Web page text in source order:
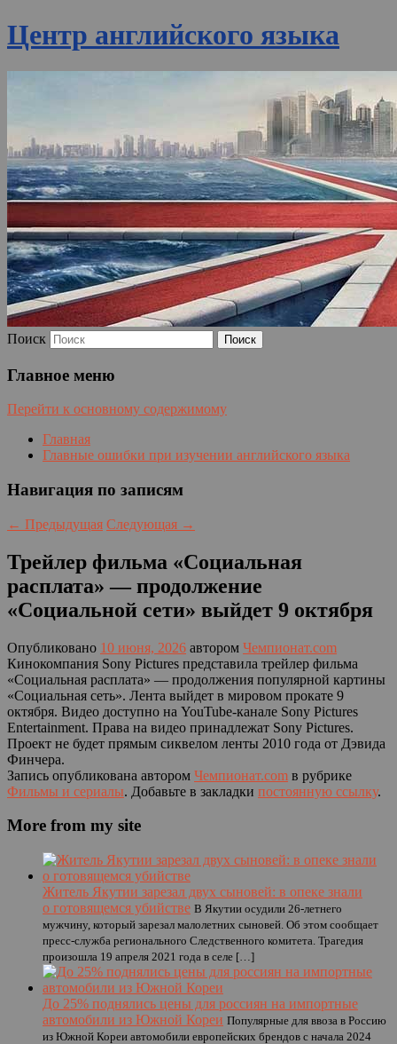
Центр английского языка
Поиск
Главное меню
Перейти к основному содержимому
Главная
Главные ошибки при изучении английского языка
Навигация по записям
← Предыдущая Следующая →
Трейлер фильма «Социальная
расплата» — продолжение
«Социальной сети» выйдет 9 октября
Опубликовано 10 июня, 2026 автором Чемпионат.com
Кинокомпания Sony Pictures представила трейлер фильма
«Социальная расплата» — продолжения популярной картины
«Социальная сеть». Лента выйдет в мировом прокате 9
октября. Видео доступно на YouTube-канале Sony Pictures
Entertainment. Права на видео принадлежат Sony Pictures.
Проект не будет прямым сиквелом ленты 2010 года от Дэвида
Финчера.
Запись опубликована автором Чемпионат.com в рубрике
Фильмы и сериалы. Добавьте в закладки постоянную ссылку.
More from my site
Житель Якутии зарезал двух сыновей: в опеке знали
о готовящемся убийстве В Якутии осудили 26-летнего
мужчину, который зарезал малолетних сыновей. Об этом сообщает
пресс-служба регионального Следственного комитета. Трагедия
произошла 19 апреля 2021 года в селе […]
До 25% поднялись цены для россиян на импортные
автомобили из Южной Кореи Популярные для ввоза в Россию
из Южной Кореи автомобили европейских брендов с начала 2024